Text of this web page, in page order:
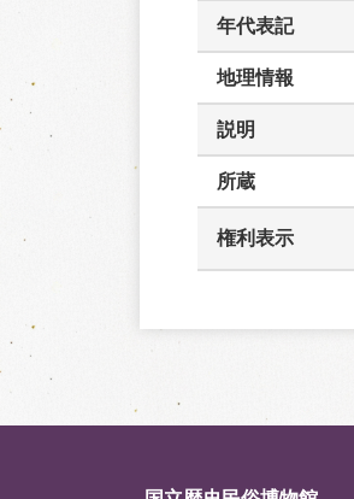
年代表記
地理情報
説明
所蔵
権利表示